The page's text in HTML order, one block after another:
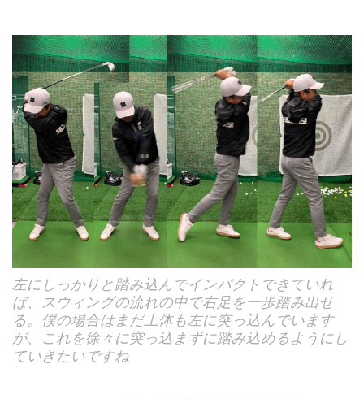
左にしっかりと踏み込んでインパクトできていれ
ば、スウィングの流れの中で右足を一歩踏み出せ
る。僕の場合はまだ上体も左に突っ込んでいます
が、これを徐々に突っ込まずに踏み込めるようにし
ていきたいですね